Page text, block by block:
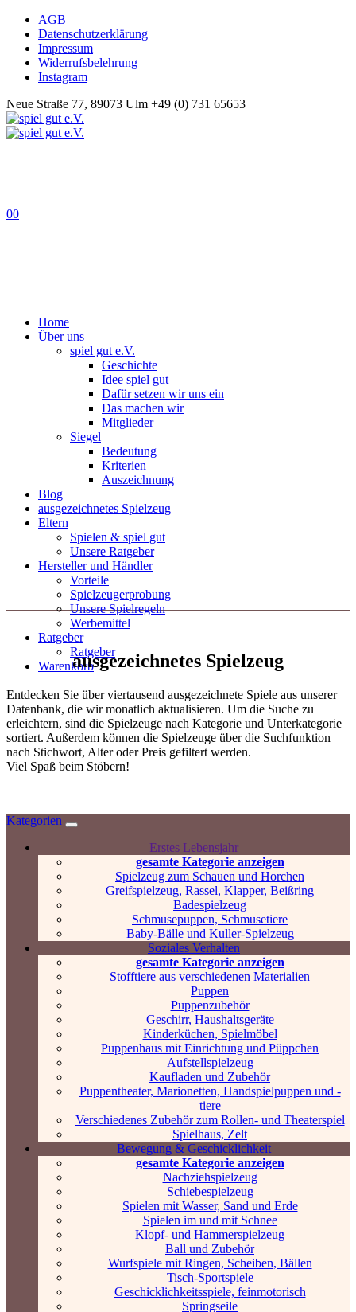
AGB
Datenschutzerklärung
Impressum
Widerrufsbelehrung
Instagram
Neue Straße 77, 89073 Ulm +49 (0) 731 65653
00
Home
Über uns
spiel gut e.V.
Geschichte
Idee spiel gut
Dafür setzen wir uns ein
Das machen wir
Mitglieder
Siegel
Bedeutung
Kriterien
Auszeichnung
Blog
ausgezeichnetes Spielzeug
Eltern
Spielen & spiel gut
Unsere Ratgeber
Hersteller und Händler
Vorteile
Spielzeugerprobung
Unsere Spielregeln
Werbemittel
Ratgeber
Ratgeber
Warenkorbausgezeichnetes Spielzeug
Entdecken Sie über viertausend ausgezeichnete Spiele aus unserer
Datenbank, die wir monatlich aktualisieren. Um die Suche zu
erleichtern, sind die Spielzeuge nach Kategorie und Unterkategorie
sortiert. Außerdem können die Spielzeuge über die Suchfunktion
nach Stichwort, Alter oder Preis gefiltert werden.
Viel Spaß beim Stöbern!
Kategorien
Erstes Lebensjahr
gesamte Kategorie anzeigen
Spielzeug zum Schauen und Horchen
Greifspielzeug, Rassel, Klapper, Beißring
Badespielzeug
Schmusepuppen, Schmusetiere
Baby-Bälle und Kuller-Spielzeug
Soziales Verhalten
gesamte Kategorie anzeigen
Stofftiere aus verschiedenen Materialien
Puppen
Puppenzubehör
Geschirr, Haushaltsgeräte
Kinderküchen, Spielmöbel
Puppenhaus mit Einrichtung und Püppchen
Aufstellspielzeug
Kaufladen und Zubehör
Puppentheater, Marionetten, Handspielpuppen und -
tiere
Verschiedenes Zubehör zum Rollen- und Theaterspiel
Spielhaus, Zelt
Bewegung & Geschicklichkeit
gesamte Kategorie anzeigen
Nachziehspielzeug
Schiebespielzeug
Spielen mit Wasser, Sand und Erde
Spielen im und mit Schnee
Klopf- und Hammerspielzeug
Ball und Zubehör
Wurfspiele mit Ringen, Scheiben, Bällen
Tisch-Sportspiele
Geschicklichkeitsspiele, feinmotorisch
Springseile